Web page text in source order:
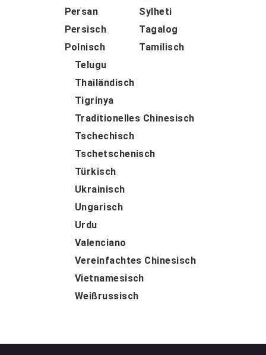
Persan
Persisch
Polnisch
Sylheti
Tagalog
Tamilisch
Telugu
Thailändisch
Tigrinya
Traditionelles Chinesisch
Tschechisch
Tschetschenisch
Türkisch
Ukrainisch
Ungarisch
Urdu
Valenciano
Vereinfachtes Chinesisch
Vietnamesisch
Weißrussisch